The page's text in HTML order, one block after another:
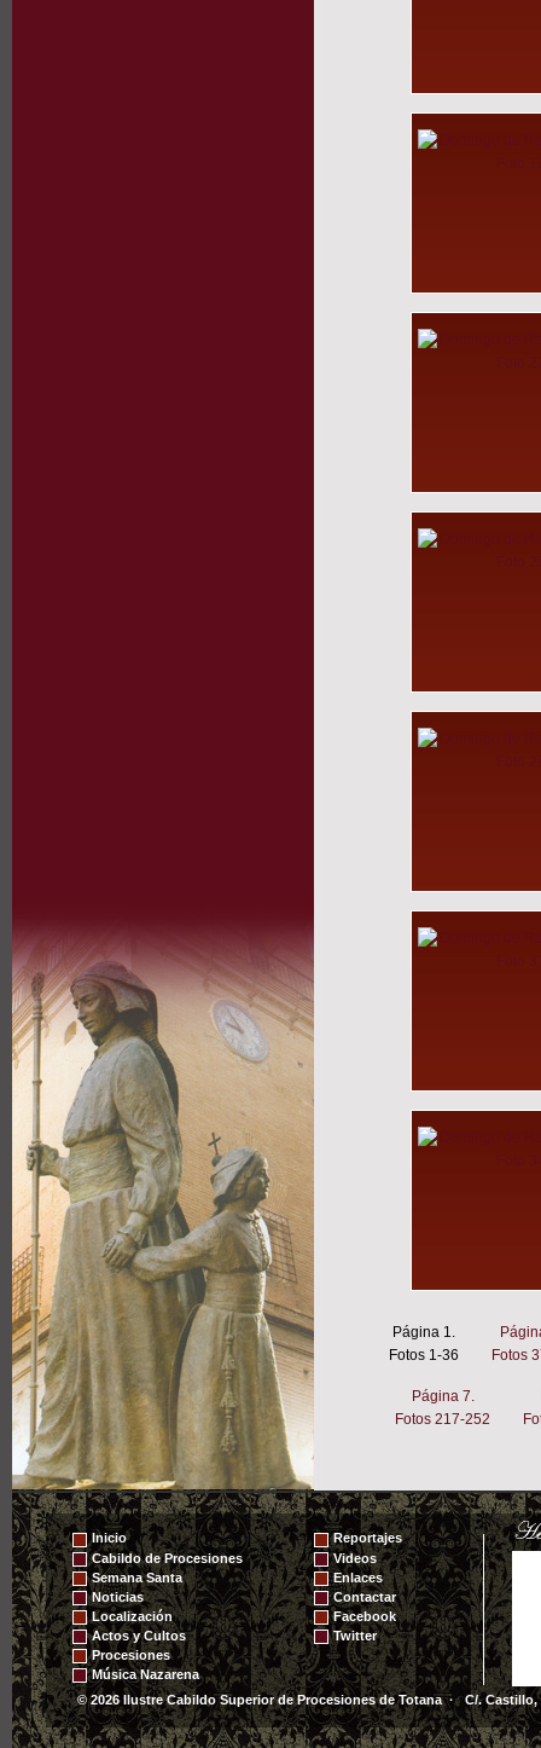
Página 1.
Fotos 1-36
Fotos
Página 7.
Fotos 217-252
Inicio
Cabildo de Procesiones
Semana Santa
Noticias
Localización
Actos y Cultos
Procesiones
Música Nazarena
Reportajes
Videos
Enlaces
Contactar
Facebook
Twitter
© 2026 Ilustre Cabildo Superior de Procesiones de Totana · C/. Castillo,